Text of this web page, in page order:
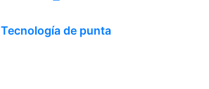
Tecnología de punta